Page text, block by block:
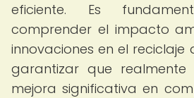
eficiente. Es
comprender el impacto
innovaciones en el
garantizar que realmente
mejora significativa en